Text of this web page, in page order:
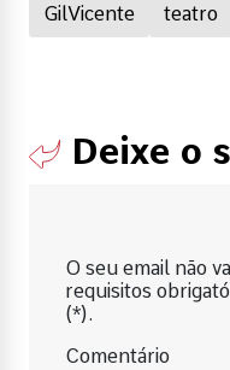
GilVicente teatro
Deixe o
O seu email não
requisitos
(*).
Comentário